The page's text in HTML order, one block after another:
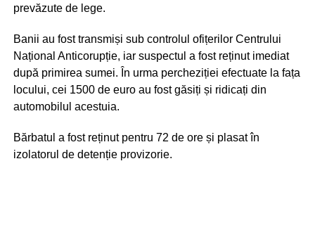
prevăzute de lege.
Banii au fost transmiși sub controlul ofițerilor Centrului
Național Anticorupție, iar suspectul a fost reținut imediat
după primirea sumei. În urma percheziției efectuate la fața
locului, cei 1500 de euro au fost găsiți și ridicați din
automobilul acestuia.
Bărbatul a fost reținut pentru 72 de ore și plasat în
izolatorul de detenție provizorie.